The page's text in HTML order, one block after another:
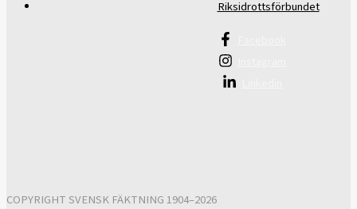
Riksidrottsförbundet
COPYRIGHT SVENSK FÄKTNING 1904–2026